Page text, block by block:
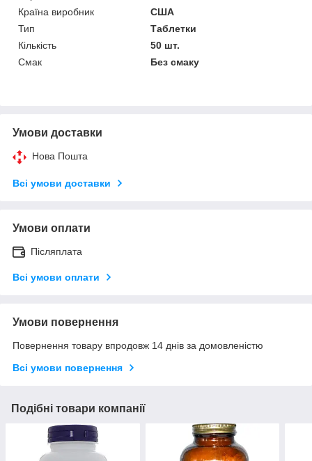
Країна виробник
США
Тип
Таблетки
Кількість
50 шт.
Смак
Без смаку
Умови доставки
Нова Пошта
Всі умови доставки
Умови оплати
Післяплата
Всі умови оплати
Умови повернення
Повернення товару впродовж 14 днів за домовленістю
Всі умови повернення
Подібні товари компанії